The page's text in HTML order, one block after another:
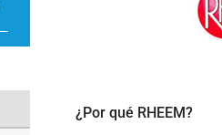
¿Por qué RHEEM?